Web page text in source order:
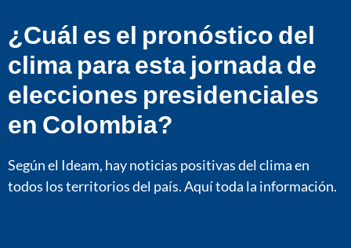
¿Cuál es el pronóstico del
clima para esta jornada de
elecciones presidenciales
en Colombia?
Según el Ideam, hay noticias positivas del clima en
todos los territorios del país. Aquí toda la información.